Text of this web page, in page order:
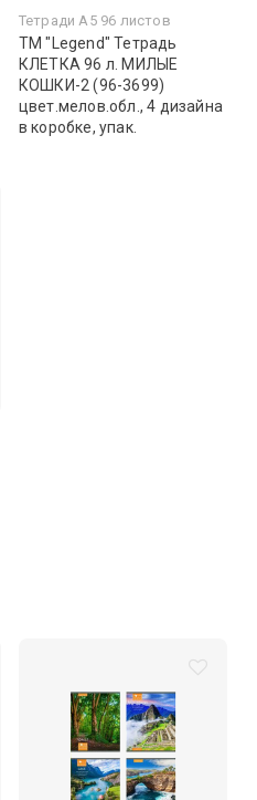
Тетради А5 96 листов
TM "Legend" Тетрадь
КЛЕТКА 96 л. МИЛЫЕ
КОШКИ-2 (96-3699)
цвет.мелов.обл., 4 дизайна
в коробке, упак.